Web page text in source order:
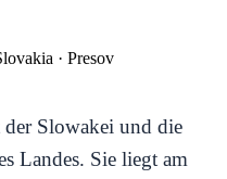
· Presov
Slowakei und die
Landes. Sie liegt am